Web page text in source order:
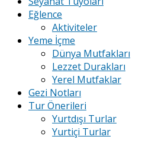
Eğlence
Aktiviteler
Yeme İçme
Dünya Mutfakları
Lezzet Durakları
Yerel Mutfaklar
Gezi Notları
Tur Önerileri
Yurtdışı Turlar
Yurtiçi Turlar